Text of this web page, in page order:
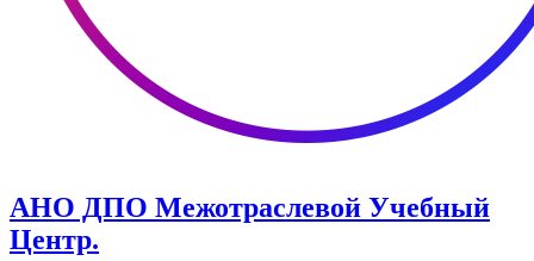
АНО ДПО Межотраслевой Учебный
Центр.